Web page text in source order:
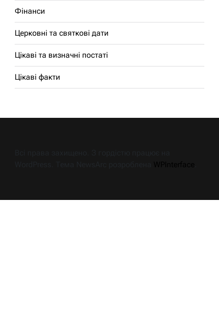
Фінанси
Церковні та святкові дати
Цікаві та визначні постаті
Цікаві факти